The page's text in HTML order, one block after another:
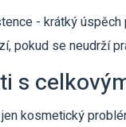
- krátký
pokud se neudrží
s
kosmetický